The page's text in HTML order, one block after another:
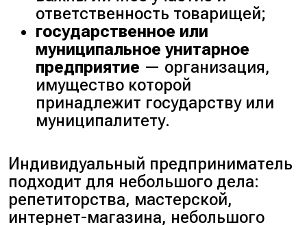
ответственность товарищей;
государственное или
муниципальное унитарное
предприятие — организация,
имущество которой
принадлежит государству или
муниципалитету.
Индивидуальный предприниматель
подходит для небольшого дела:
репетиторства, мастерской,
интернет-магазина, небольшого